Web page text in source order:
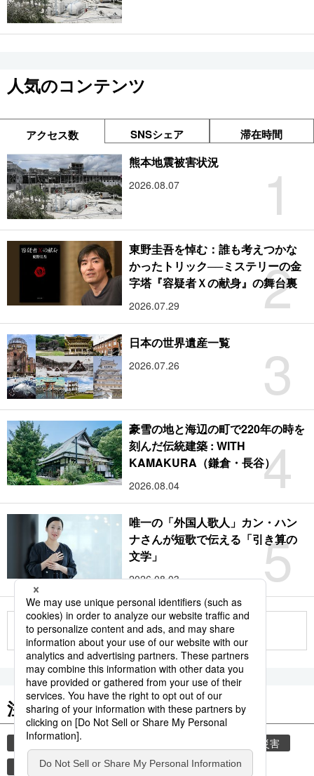
人気のコンテンツ
アクセス数 SNSシェア 滞在時間
1
熊本地震被害状況
2026.08.07
2
東野圭吾を悼む：誰も考えつかな
かったトリック──ミステリーの金
字塔『容疑者Ｘの献身』の舞台裏
2026.07.29
3
日本の世界遺産一覧
2026.07.26
4
豪雪の地と海辺の町で220年の時を
刻んだ伝統建築 : WITH
KAMAKURA（鎌倉・長谷）
2026.08.04
5
唯一の「外国人歌人」カン・ハン
ナさんが短歌で伝える「引き算の
文学」
2026.08.03
もっと見る
注目のキーワード
共同通信ニュース
気象・災害
旅 災害 鉄道 新幹線